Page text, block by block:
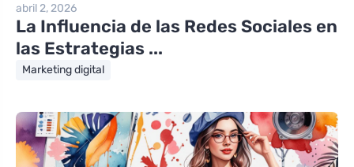
abril 2, 2026
La Influencia de las Redes Sociales en
las Estrategias ...
Marketing digital